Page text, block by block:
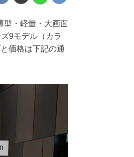
・軽量・大画面
9モデル（カラ
価格は下記の通